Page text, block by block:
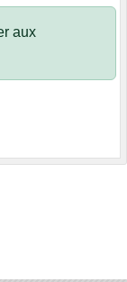
aux